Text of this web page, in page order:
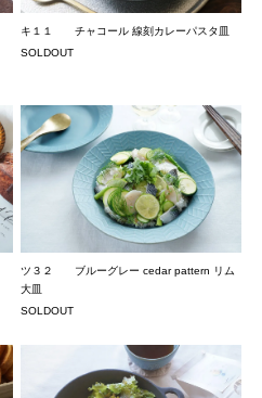
キ１１ チャコール 線刻カレーパスタ皿
SOLDOUT
ツ３２ ブルーグレー cedar pattern リム
大皿
SOLDOUT